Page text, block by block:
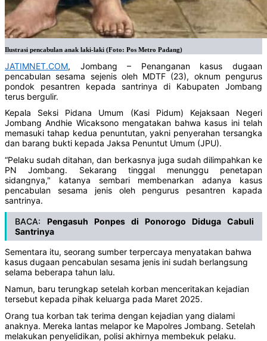
Ilustrasi pencabulan anak laki-laki (Foto: Pos Metro Padang)
JATIMNET.COM, Jombang – Penanganan kasus dugaan
pencabulan sesama sejenis oleh MDTF (23), oknum pengurus
pondok pesantren kepada santrinya di Kabupaten Jombang
terus bergulir.
Kepala Seksi Pidana Umum (Kasi Pidum) Kejaksaan Negeri
Jombang Andhie Wicaksono mengatakan bahwa kasus ini telah
memasuki tahap kedua penuntutan, yakni penyerahan tersangka
dan barang bukti kepada Jaksa Penuntut Umum (JPU).
“Pelaku sudah ditahan, dan berkasnya juga sudah dilimpahkan ke
PN Jombang. Sekarang tinggal menunggu penetapan
sidangnya," katanya sembari membenarkan adanya kasus
pencabulan sesama jenis oleh pengurus pesantren kapada
santrinya.
BACA: Pengasuh Ponpes di Ponorogo Diduga Cabuli
Santrinya
Sementara itu, seorang sumber terpercaya menyatakan bahwa
kasus dugaan pencabulan sesama jenis ini sudah berlangsung
selama beberapa tahun lalu.
Namun, baru terungkap setelah korban menceritakan kejadian
tersebut kepada pihak keluarga pada Maret 2025.
Orang tua korban tak terima dengan kejadian yang dialami
anaknya. Mereka lantas melapor ke Mapolres Jombang. Setelah
melakukan penyelidikan, polisi akhirnya membekuk pelaku.